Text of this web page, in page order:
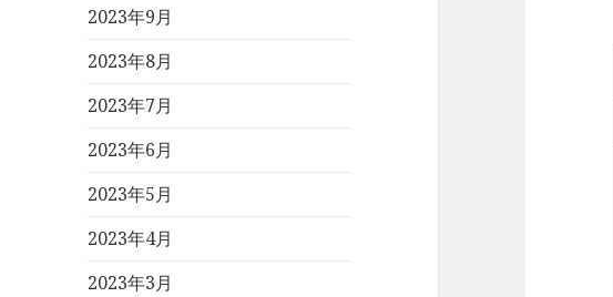
2023年9月
2023年8月
2023年7月
2023年6月
2023年5月
2023年4月
2023年3月